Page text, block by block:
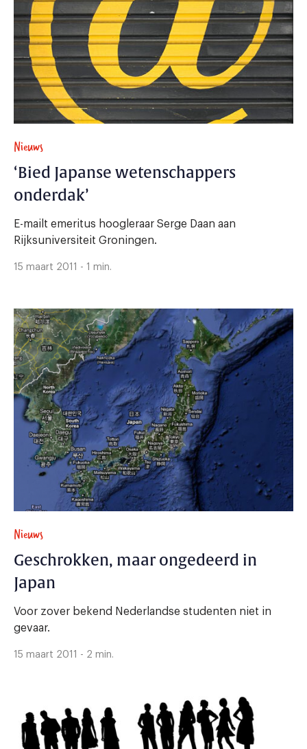
Nieuws
‘Bied Japanse wetenschappers
onderdak’
E-mailt emeritus hoogleraar Serge Daan aan
Rijksuniversiteit Groningen.
15 maart 2011 - 1 min.
Nieuws
Geschrokken, maar ongedeerd in
Japan
Voor zover bekend Nederlandse studenten niet in
gevaar.
15 maart 2011 - 2 min.